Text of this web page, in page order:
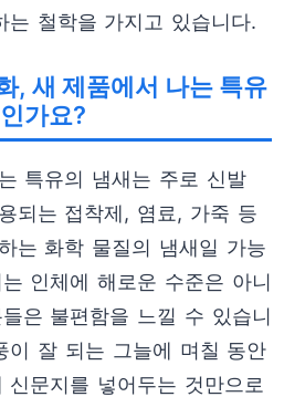
는 철학을 가지고 있습니다.
, 새 제품에서 나는 특유
가요?
특유의 냄새는 주로 신발
되는 접착제, 염료, 가죽 등
는 화학 물질의 냄새일 가능
인체에 해로운 수준은 아니
은 불편함을 느낄 수 있습니
이 잘 되는 그늘에 며칠 동안
신문지를 넣어두는 것만으로